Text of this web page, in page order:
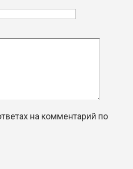
на комментарий по